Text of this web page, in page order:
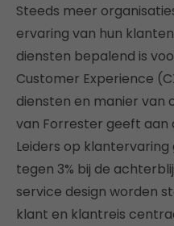
Steeds meer
ervaring van hun
diensten bepalend is
Customer Experience
diensten en manier van
van Forrester geeft
Leiders op klantervaring
tegen 3% bij de
service design worden
klant en klantreis